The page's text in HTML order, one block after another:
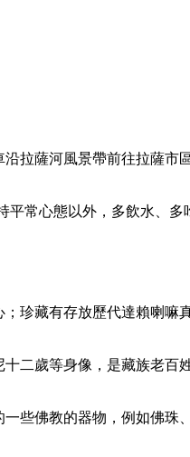
拉薩河風景帶前往拉薩
常心態以外，多飲水、
藏有存放歷代達賴喇嘛
歲等身像，是藏族老百
些佛教的器物，例如佛